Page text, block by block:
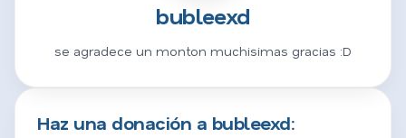
bubleexd
se agradece un monton muchisimas gracias :D
Haz una donación a bubleexd: